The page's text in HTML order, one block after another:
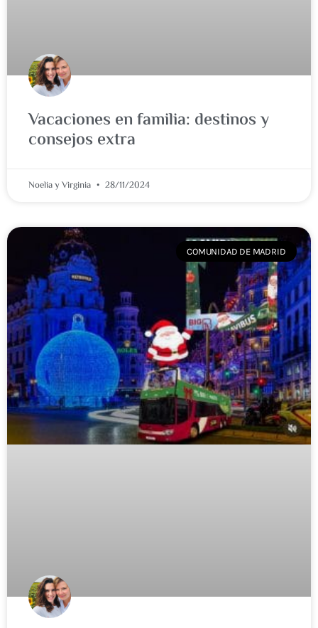
Vacaciones en familia: destinos y
consejos extra
Noelia y Virginia 28/11/2024
COMUNIDAD DE MADRID